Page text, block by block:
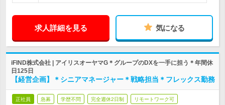
求人詳細を見る 気になる
iFIND株式会社 | アイリスオーヤマG＊グループのDXを一手に担う＊年間休
日125日
【経営企画】＊シニアマネージャー＊戦略担当＊フレックス勤務
正社員 急募 学歴不問 完全週休2日制 リモートワーク可